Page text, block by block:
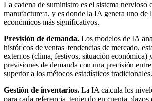
La cadena de suministro es el sistema nervioso
manufacturera, y es donde la IA genera uno de
económicos más significativos.
Previsión de demanda. Los modelos de IA
históricos de ventas, tendencias de mercado,
externos (clima, festivos, situación económica)
previsiones de demanda con una precisión
superior a los métodos estadísticos tradicionales.
Gestión de inventarios. La IA calcula los
para cada referencia, teniendo en cuenta plazos